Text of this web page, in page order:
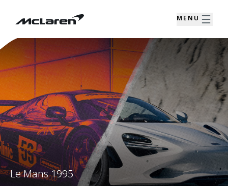
MENU
Le Mans 1995